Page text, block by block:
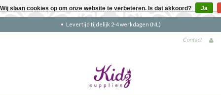
Levertijd tijdelijk 2-4 werkdagen (NL)
Contact
Wij slaan cookies op om onze website te verbeteren. Is dat akkoord? Ja